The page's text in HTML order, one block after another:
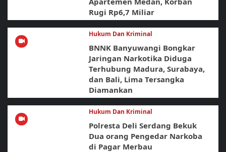
Rugi Rp6,7 Miliar
Hukum Dan Kriminal
BNNK Banyuwangi Bongkar
Jaringan Narkotika Diduga
Terhubung Madura, Surabaya,
dan Bali, Lima Tersangka
Diamankan
Hukum Dan Kriminal
Polresta Deli Serdang Bekuk
Dua orang Pengedar Narkoba
di Pagar Merbau